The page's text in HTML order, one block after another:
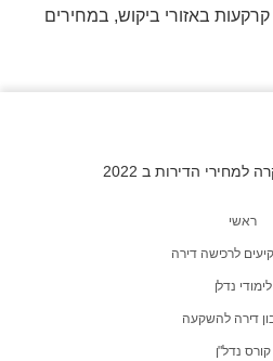
יזמים קנו קרקעות באזורי ביקוש, במחירים
ראשי
לרכישה דירה
לימודי נדלן
דירה להשקעה
קורס נדל"ן
למחירי הדירות ב 2022